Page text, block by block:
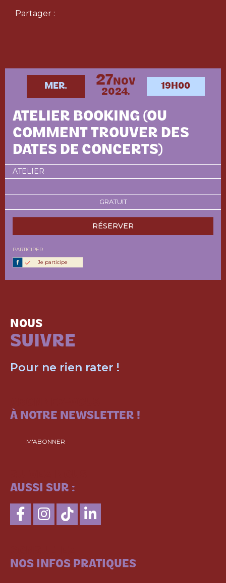
Partager :
MER. 27NOV
2024.
19H00
ATELIER BOOKING (OU
COMMENT TROUVER DES
DATES DE CONCERTS)
ATELIER
GRATUIT
RÉSERVER
PARTICIPER
Je participe
NOUS
SUIVRE
Pour ne rien rater !
À NOTRE NEWSLETTER !
M'ABONNER
AUSSI SUR :
NOS INFOS PRATIQUES